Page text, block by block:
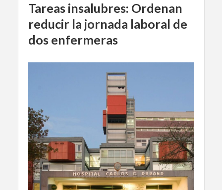
Tareas insalubres: Ordenan
reducir la jornada laboral de
dos enfermeras